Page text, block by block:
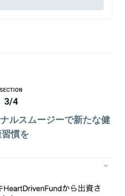
SECTION
3/4
ルスムージーで新たな健
慣を